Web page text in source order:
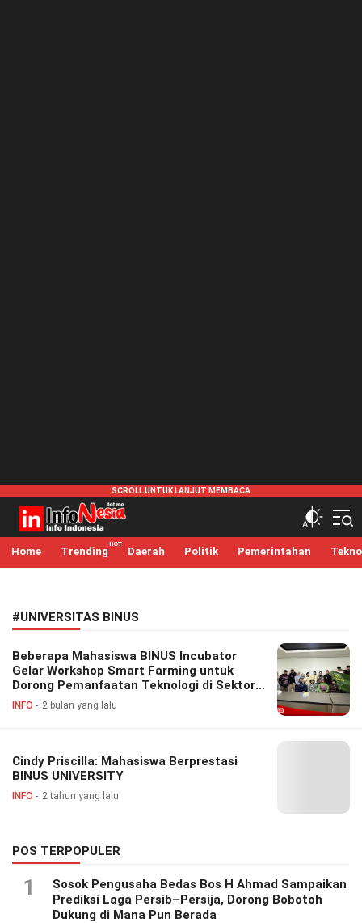
infonesia.me
Info Indonesia
Home Trending Daerah Politik Pemerintahan Tekno
#UNIVERSITAS BINUS
Beberapa Mahasiswa BINUS Incubator
Gelar Workshop Smart Farming untuk
Dorong Pemanfaatan Teknologi di Sektor
Pertanian
INFO 2 bulan yang lalu
Cindy Priscilla: Mahasiswa Berprestasi
BINUS UNIVERSITY
INFO 2 tahun yang lalu
POS TERPOPULER
1
Sosok Pengusaha Bedas Bos H Ahmad Sampaikan
Prediksi Laga Persib–Persija, Dorong Bobotoh
Dukung di Mana Pun Berada